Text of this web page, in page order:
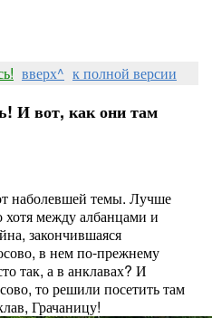
вверх^ к полной версии
И вот, как они там
наболевшей темы. Лучше
хотя между албанцами и
закончившаяся
в нем по-прежнему
так, а в анклавах? И
то решили посетить там
Грачаницу!